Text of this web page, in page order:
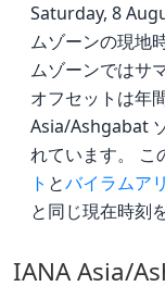
Saturday, 8
ムゾーンの現地
ムゾーンではサ
オフセットは年
Asia/Ashgabat
れています。 こ
ト とバイラムアリ
と同じ現在時刻
IANA Asia/